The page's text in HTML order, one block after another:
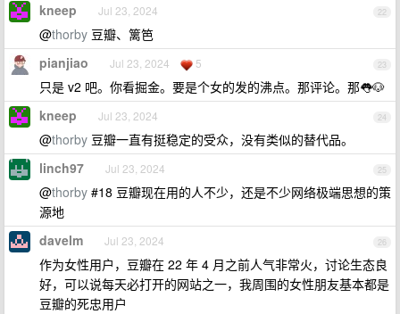
22
kneep Jul 23, 2024
@thorby 豆瓣、篱笆
23
pianjiao Jul 23, 2024 5
只是 v2 吧。你看掘金。要是个女的发的沸点。那评论。那👅🐶
24
kneep Jul 23, 2024
@thorby 豆瓣一直有挺稳定的受众，没有类似的替代品。
25
linch97 Jul 23, 2024
@thorby #18 豆瓣现在用的人不少，还是不少网络极端思想的策
源地
26
davelm Jul 23, 2024
作为女性用户，豆瓣在 22 年 4 月之前人气非常火，讨论生态良
好，可以说每天必打开的网站之一，我周围的女性朋友基本都是
豆瓣的死忠用户